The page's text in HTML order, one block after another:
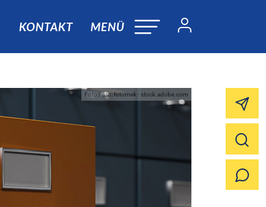
KONTAKT MENÜ
Foto:Foto: fotomek - stock.adobe.com